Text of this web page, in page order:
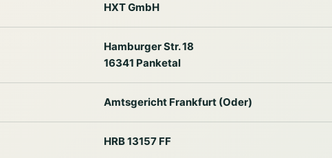
HXT GmbH
Hamburger Str. 18
16341 Panketal
Amtsgericht Frankfurt (Oder)
HRB 13157 FF